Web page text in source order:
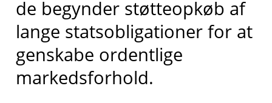
de begynder støtteopkøb af
lange statsobligationer for at
genskabe ordentlige
markedsforhold.